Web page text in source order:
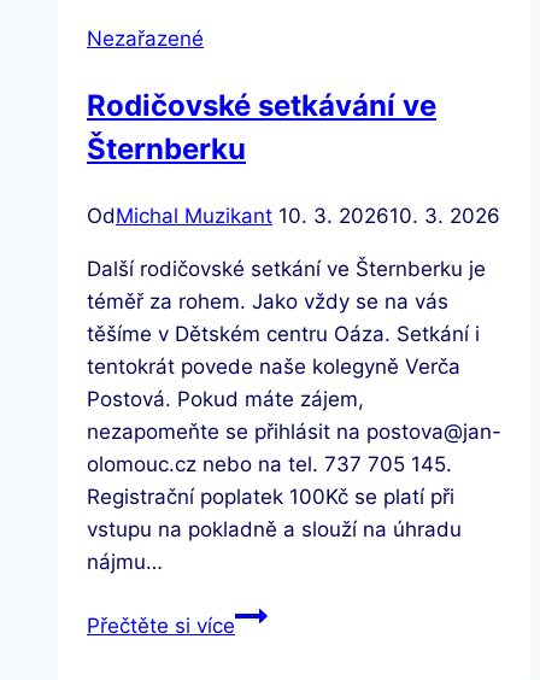
Nezařazené
Rodičovské setkávání ve
Šternberku
OdMichal Muzikant 10. 3. 202610. 3. 2026
Další rodičovské setkání ve Šternberku je
téměř za rohem. Jako vždy se na vás
těšíme v Dětském centru Oáza. Setkání i
tentokrát povede naše kolegyně Verča
Postová. Pokud máte zájem,
nezapomeňte se přihlásit na postova@jan-
olomouc.cz nebo na tel. 737 705 145.
Registrační poplatek 100Kč se platí při
vstupu na pokladně a slouží na úhradu
nájmu…
Přečtěte si víceRodičovské